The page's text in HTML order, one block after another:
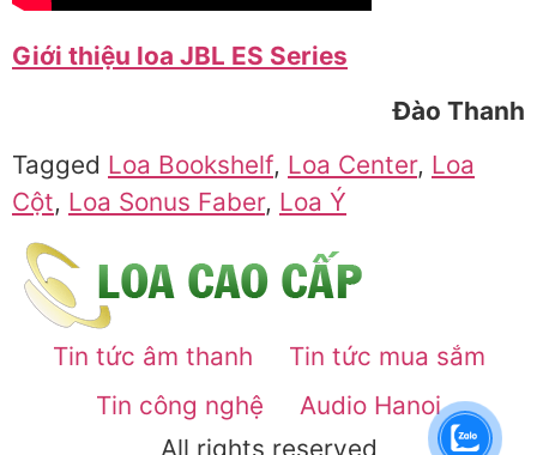
Giới thiệu loa JBL ES Series
Đào Thanh
Tagged Loa Bookshelf, Loa Center, Loa
Cột, Loa Sonus Faber, Loa Ý
Tin tức âm thanh
Tin tức mua sắm
Tin công nghệ
Audio Hanoi
All rights reserved